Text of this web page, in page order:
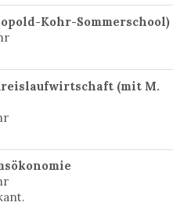
Kohr-Sommerschool)
(mit M.